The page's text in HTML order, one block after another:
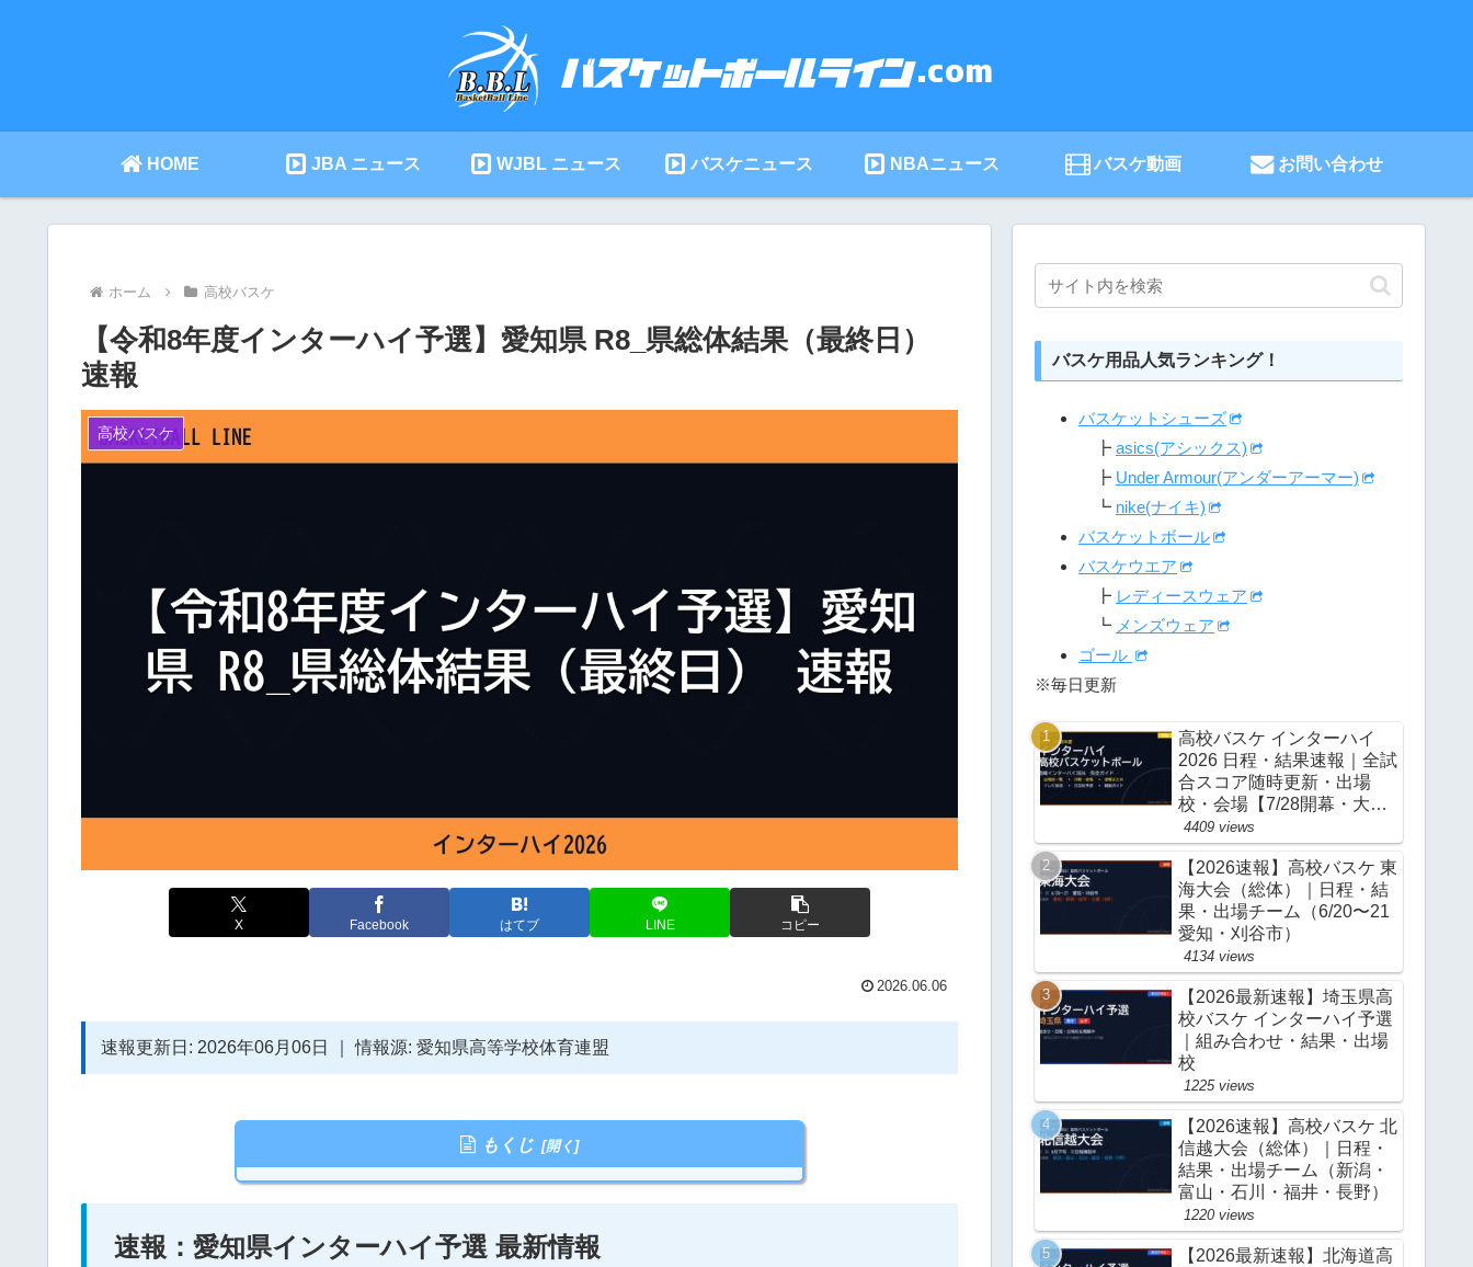
HOME JBA ニュース WJBL ニュース バスケニュース NBAニュース バスケ動画 お問い合わせ
ホーム 高校バスケ
【令和8年度インターハイ予選】愛知県 R8_県総体結果（最終日）
速報
高校バスケ
X Facebook はてブ LINE コピー
2026.06.06
速報更新日: 2026年06月06日 ｜ 情報源: 愛知県高等学校体育連盟
もくじ
速報：愛知県インターハイ予選 最新情報
バスケ用品人気ランキング！
バスケットシューズ
┣ asics(アシックス)
┣ Under Armour(アンダーアーマー)
┗ nike(ナイキ)
バスケットボール
バスケウエア
┣ レディースウェア
┗ メンズウェア
ゴール
※毎日更新
高校バスケ インターハイ
2026 日程・結果速報｜全試
合スコア随時更新・出場
校・会場【7/28開幕・大
阪】
4409 views
【2026速報】高校バスケ 東
海大会（総体）｜日程・結
果・出場チーム（6/20〜21
愛知・刈谷市）
4134 views
【2026最新速報】埼玉県高
校バスケ インターハイ予選
｜組み合わせ・結果・出場
校
1225 views
【2026速報】高校バスケ 北
信越大会（総体）｜日程・
結果・出場チーム（新潟・
富山・石川・福井・長野）
1220 views
【2026最新速報】北海道高